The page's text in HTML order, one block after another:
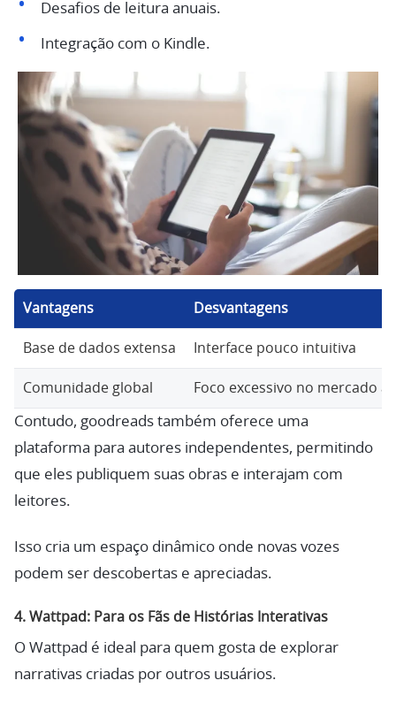
Desafios de leitura anuais.
Integração com o Kindle.
Vantagens Desvantagens
Base de dados extensa Interface pouco intuitiva
Comunidade global Foco excessivo no mercado
Contudo, goodreads também oferece uma
plataforma para autores independentes, permitindo
que eles publiquem suas obras e interajam com
leitores.
Isso cria um espaço dinâmico onde novas vozes
podem ser descobertas e apreciadas.
4. Wattpad: Para os Fãs de Histórias Interativas
O Wattpad é ideal para quem gosta de explorar
narrativas criadas por outros usuários.